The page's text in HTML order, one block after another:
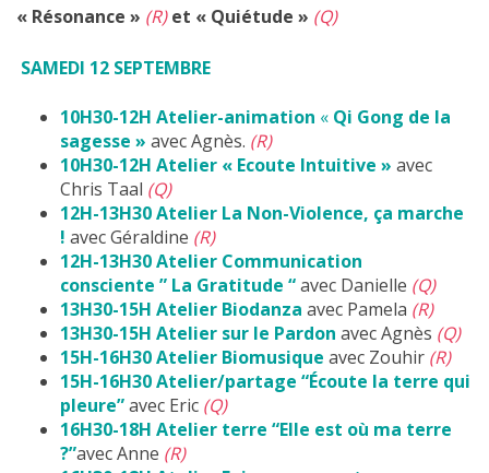
« Résonance » (R)et « Quiétude » (Q)
SAMEDI 12 SEPTEMBRE
10H30-12H Atelier-animation « Qi Gong de la
sagesse » avec Agnès. (R)
10H30-12H Atelier « Ecoute Intuitive » avec
Chris Taal (Q)
12H-13H30Atelier La Non-Violence, ça marche
! avec Géraldine (R)
12H-13H30Atelier Communication
consciente ” La Gratitude “avec Danielle (Q)
13H30-15H Atelier Biodanza avec Pamela (R)
13H30-15H Atelier sur le Pardon avec Agnès (Q)
15H-16H30Atelier Biomusique avec Zouhir (R)
15H-16H30Atelier/partage “Écoute la terre qui
pleure”avec Eric (Q)
16H30-18H Atelier terre “Elle est où ma terre
?”avec Anne (R)